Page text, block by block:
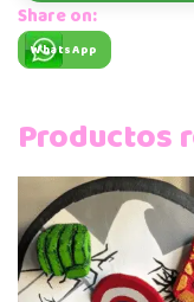
Share on:
WhatsApp
Productos